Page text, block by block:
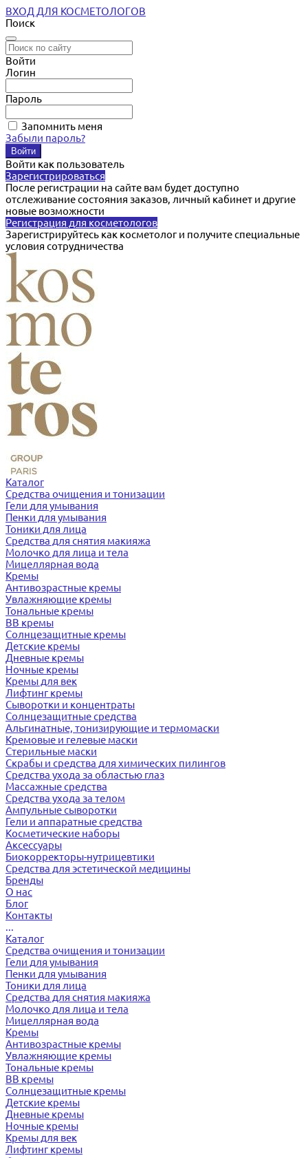
ВХОД ДЛЯ КОСМЕТОЛОГОВ
Поиск
Войти
Логин
Пароль
Запомнить меня
Забыли пароль?
Войти как пользователь
Зарегистрироваться
После регистрации на сайте вам будет доступно
отслеживание состояния заказов, личный кабинет и другие
новые возможности
Регистрация для косметологов
Зарегистрируйтесь как косметолог и получите специальные
условия сотрудничества
Каталог
Средства очищения и тонизации
Гели для умывания
Пенки для умывания
Тоники для лица
Средства для снятия макияжа
Молочко для лица и тела
Мицеллярная вода
Кремы
Антивозрастные кремы
Увлажняющие кремы
Тональные кремы
BB кремы
Солнцезащитные кремы
Детские кремы
Дневные кремы
Ночные кремы
Кремы для век
Лифтинг кремы
Сыворотки и концентраты
Солнцезащитные средства
Альгинатные, тонизирующие и термомаски
Кремовые и гелевые маски
Стерильные маски
Скрабы и средства для химических пилингов
Средства ухода за областью глаз
Массажные средства
Средства ухода за телом
Ампульные сыворотки
Гели и аппаратные средства
Косметические наборы
Аксессуары
Биокорректоры-нутрицевтики
Средства для эстетической медицины
Бренды
О нас
Блог
Контакты
...
Каталог
Средства очищения и тонизации
Гели для умывания
Пенки для умывания
Тоники для лица
Средства для снятия макияжа
Молочко для лица и тела
Мицеллярная вода
Кремы
Антивозрастные кремы
Увлажняющие кремы
Тональные кремы
BB кремы
Солнцезащитные кремы
Детские кремы
Дневные кремы
Ночные кремы
Кремы для век
Лифтинг кремы